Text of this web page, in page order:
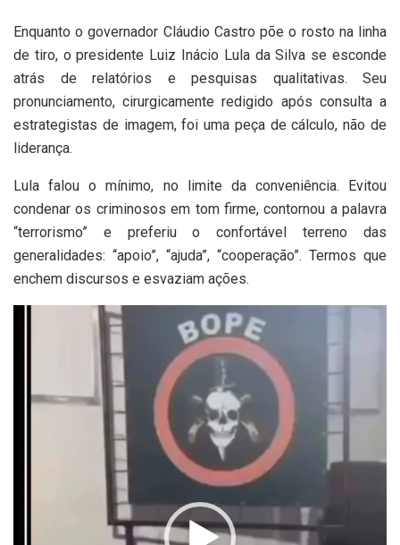
Enquanto o governador Cláudio Castro põe o rosto na linha
de tiro, o presidente Luiz Inácio Lula da Silva se esconde
atrás de relatórios e pesquisas qualitativas. Seu
pronunciamento, cirurgicamente redigido após consulta a
estrategistas de imagem, foi uma peça de cálculo, não de
liderança.
Lula falou o mínimo, no limite da conveniência. Evitou
condenar os criminosos em tom firme, contornou a palavra
“terrorismo” e preferiu o confortável terreno das
generalidades: “apoio”, “ajuda”, “cooperação”. Termos que
enchem discursos e esvaziam ações.